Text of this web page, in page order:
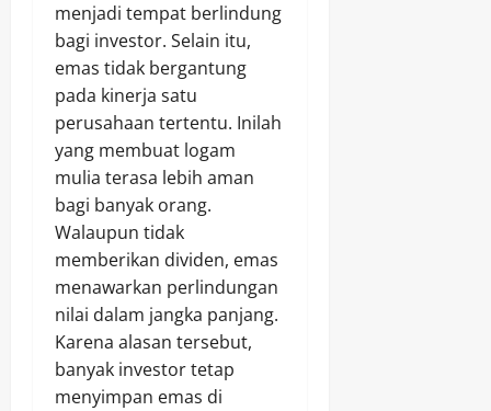
menjadi tempat berlindung
bagi investor. Selain itu,
emas tidak bergantung
pada kinerja satu
perusahaan tertentu. Inilah
yang membuat logam
mulia terasa lebih aman
bagi banyak orang.
Walaupun tidak
memberikan dividen, emas
menawarkan perlindungan
nilai dalam jangka panjang.
Karena alasan tersebut,
banyak investor tetap
menyimpan emas di